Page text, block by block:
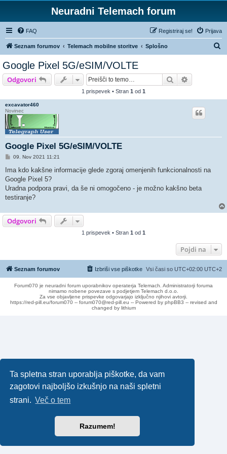
Ta spletna stran uporablja piškotke, da vam
zagotovi najboljšo izkušnjo na naši spletni
strani. Več o tem
Razumem!
Neuradni Telemach forum
FAQ Prijava
Registriraj se!
Seznam forumov Telemach mobilne storitve Splošno
Google Pixel 5G/eSIM/VOLTE
Odgovori Iskanje
1 prispevek • Stran 1 od 1
excavator460
Novinec
Google Pixel 5G/eSIM/VOLTE
O
g
v
o
09. Nov 2021 11:21
Ima kdo kakšne informacije glede zgoraj omenjenih funkcionalnosti na
Google Pixel 5?
Uradna podpora pravi, da še ni omogočeno - je možno kakšno beta
testiranje?
Odgovori
1 prispevek • Stran 1 od 1
Pojdi na
Seznam forumov Vsi časi so UTC+02:00 UTC+2
Izbriši vse piškotke
Forum070 je neuradni forum uporabnikov operaterja Telemach. Administratorji foruma
nimamo nobene povezave s podjetjem Telemach d.o.o.
Za vse objavljene prispevke odgovarjajo izključno njihovi avtorji.
https://red-pill.eu/forum070 -- forum070@red-pill.eu -- Powered by phpBB3 -- revised and
changed by lithium